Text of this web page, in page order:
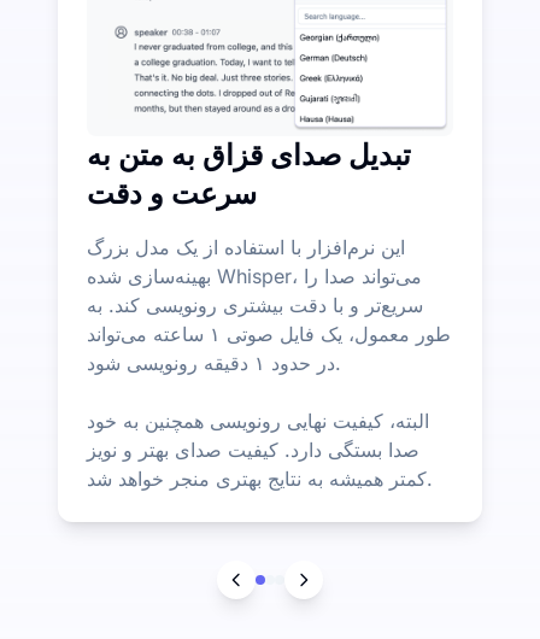
تبدیل صدای قزاق به متن به
سرعت و دقت
این نرم‌افزار با استفاده از یک مدل بزرگ
بهینه‌سازی شده Whisper، می‌تواند صدا را
سریع‌تر و با دقت بیشتری رونویسی کند. به
طور معمول، یک فایل صوتی ۱ ساعته می‌تواند
در حدود ۱ دقیقه رونویسی شود.
البته، کیفیت نهایی رونویسی همچنین به خود
صدا بستگی دارد. کیفیت صدای بهتر و نویز
کمتر همیشه به نتایج بهتری منجر خواهد شد.